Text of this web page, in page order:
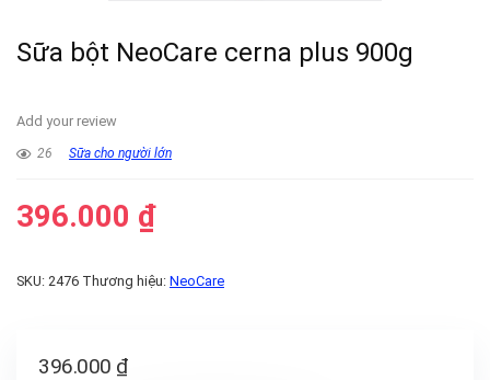
Sữa bột NeoCare cerna plus 900g
Add your review
26 Sữa cho người lớn
396.000 ₫
SKU: 2476 Thương hiệu: NeoCare
396.000 ₫